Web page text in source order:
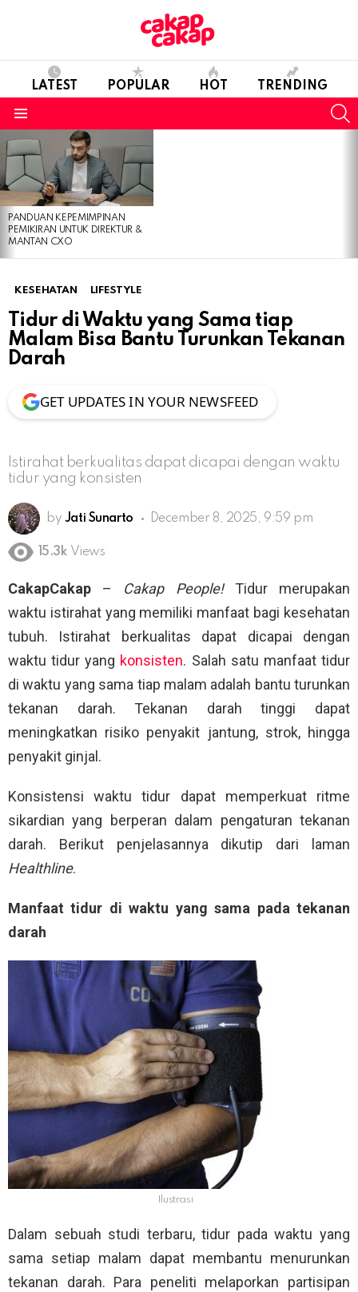
LATEST POPULAR HOT TRENDING
LATEST
STORIES
PANDUAN KEPEMIMPINAN
PEMIKIRAN UNTUK DIREKTUR &
MANTAN CXO
KESEHATAN LIFESTYLE
Tidur di Waktu yang Sama tiap
Malam Bisa Bantu Turunkan Tekanan
Darah
GET UPDATES IN YOUR NEWSFEED
Istirahat berkualitas dapat dicapai dengan waktu
tidur yang konsisten
by Jati Sunarto December 8, 2025, 9:59 pm
15.3k Views
CakapCakap – Cakap People!Tidur merupakan
waktu istirahat yang memiliki manfaat bagi kesehatan
tubuh. Istirahat berkualitas dapat dicapai dengan
waktu tidur yang konsisten. Salah satu manfaat tidur
di waktu yang sama tiap malam adalah bantu turunkan
tekanan darah. Tekanan darah tinggi dapat
meningkatkan risiko penyakit jantung, strok, hingga
penyakit ginjal.
Konsistensi waktu tidur dapat memperkuat ritme
sikardian yang berperan dalam pengaturan tekanan
darah. Berikut penjelasannya dikutip dari laman
Healthline.
Manfaat tidur di waktu yang sama pada tekanan
darah
Ilustrasi
Dalam sebuah studi terbaru, tidur pada waktu yang
sama setiap malam dapat membantu menurunkan
tekanan darah. Para peneliti melaporkan partisipan